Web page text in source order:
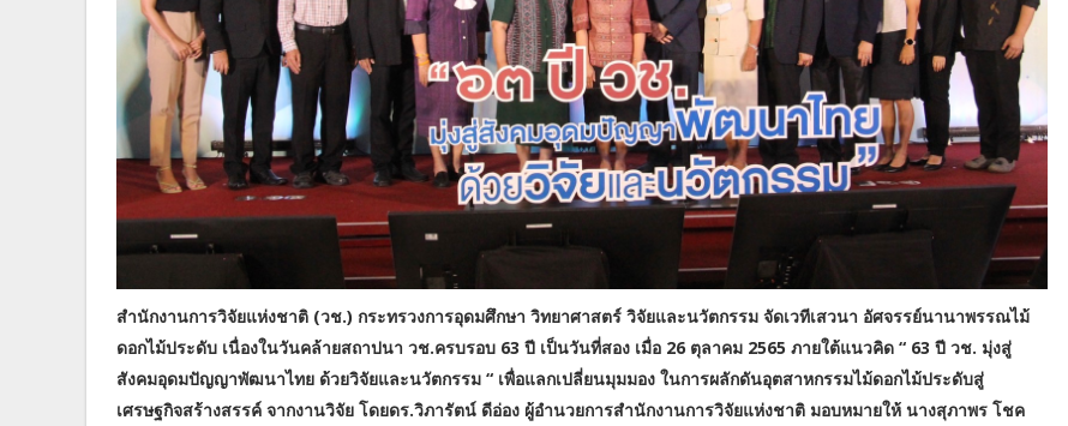
สำนักงานการวิจัยแห่งชาติ (วช.) กระทรวงการอุดมศึกษา วิทยาศาสตร์ วิจัยและนวัตกรรม จัดเวทีเสวนา อัศจรรย์นานาพรรณไม้
ดอกไม้ประดับ เนื่องในวันคล้ายสถาปนา วช.ครบรอบ 63 ปี เป็นวันที่สอง เมื่อ 26 ตุลาคม 2565 ภายใต้แนวคิด “ 63 ปี วช. มุ่งสู่
สังคมอุดมปัญญาพัฒนาไทย ด้วยวิจัยและนวัตกรรม “ เพื่อแลกเปลี่ยนมุมมอง ในการผลักดันอุตสาหกรรมไม้ดอกไม้ประดับสู่
เศรษฐกิจสร้างสรรค์ จากงานวิจัย โดยดร.วิภารัตน์ ดีอ่อง ผู้อำนวยการสำนักงานการวิจัยแห่งชาติ มอบหมายให้ นางสุภาพร โชค